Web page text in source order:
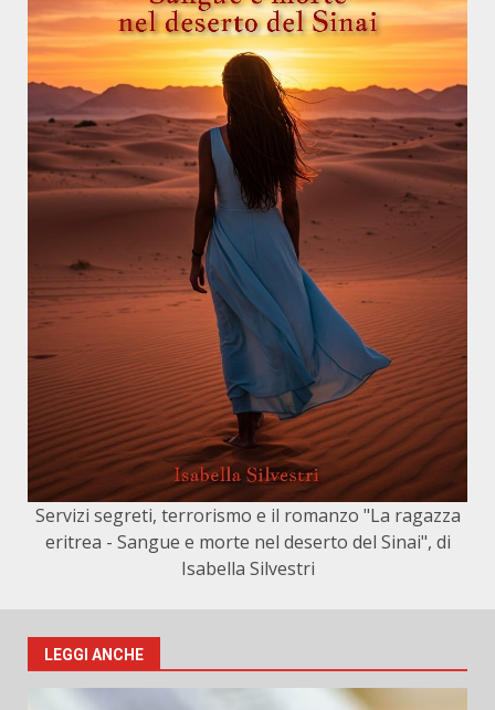
Servizi segreti, terrorismo e il romanzo "La ragazza
eritrea - Sangue e morte nel deserto del Sinai", di
Isabella Silvestri
LEGGI ANCHE